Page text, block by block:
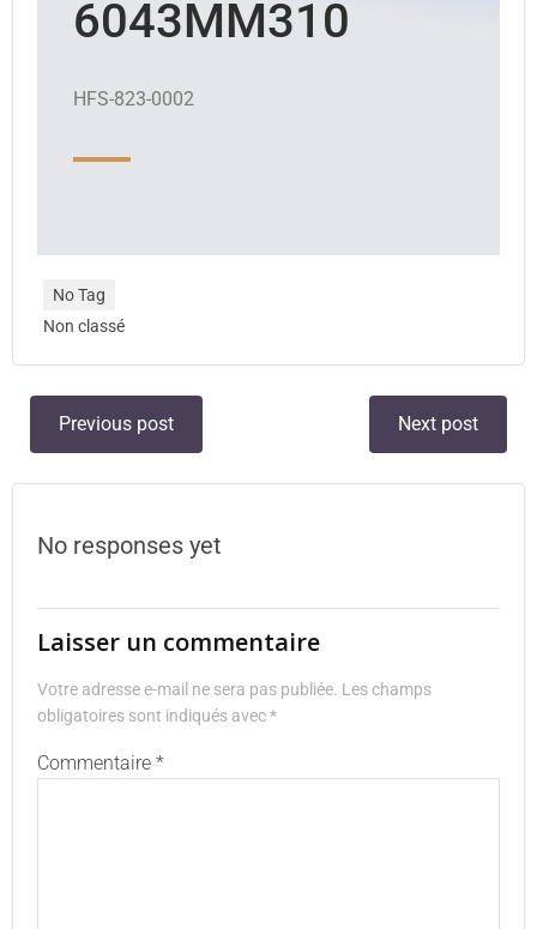
6043MM310
HFS-823-0002
No Tag
Non classé
Previous post Next post
No responses yet
Laisser un commentaire
Votre adresse e-mail ne sera pas publiée. Les champs
obligatoires sont indiqués avec*
Commentaire *